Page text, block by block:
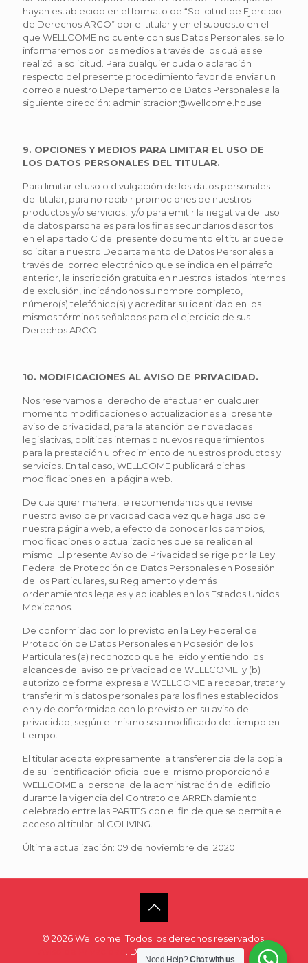
hayan establecido en el formato de “Solicitud de Ejercicio
de Derechos ARCO” por el titular y en el supuesto en el
que WELLCOME no cuente con sus Datos Personales, se lo
informaremos por los medios a través de los cuáles se
realizó la solicitud. Para cualquier duda o aclaración
respecto del presente procedimiento favor de enviar un
correo a nuestro Departamento de Datos Personales a la
siguiente dirección: administracion@wellcome.house.
9. OPCIONES Y MEDIOS PARA LIMITAR EL USO DE
LOS DATOS PERSONALES DEL TITULAR.
Para limitar el uso o divulgación de los datos personales
del titular, para no recibir promociones de nuestros
productos y/o servicios, y/o para emitir la negativa del uso
de datos parsonales para los fines secundarios descritos
en el apartado C del presente documento el titular puede
solicitar a nuestro Departamento de Datos Personales a
través del correo electrónico que se indica en el párrafo
anterior, la inscripción gratuita en nuestros listados internos
de exclusión, indicándonos su nombre completo,
número(s) telefónico(s) y acreditar su identidad en los
mismos términos señalados para el ejercicio de sus
Derechos ARCO.
10. MODIFICACIONES AL AVISO DE PRIVACIDAD.
Nos reservamos el derecho de efectuar en cualquier
momento modificaciones o actualizaciones al presente
aviso de privacidad, para la atención de novedades
legislativas, políticas internas o nuevos requerimientos
para la prestación u ofrecimiento de nuestros productos y
servicios. En tal caso, WELLCOME publicará dichas
modificaciones en la página web.
De cualquier manera, le recomendamos que revise
nuestro aviso de privacidad cada vez que haga uso de
nuestra página web, a efecto de conocer los cambios,
modificaciones o actualizaciones que se realicen al
mismo. El presente Aviso de Privacidad se rige por la Ley
Federal de Protección de Datos Personales en Posesión
de los Particulares, su Reglamento y demás
ordenamientos legales y aplicables en los Estados Unidos
Mexicanos.
De conformidad con lo previsto en la Ley Federal de
Protección de Datos Personales en Posesión de los
Particulares (a) reconozco que he leído y entiendo los
alcances del aviso de privacidad de WELLCOME; y (b)
autorizo de forma expresa a WELLCOME a recabar, tratar y
transferir mis datos personales para los fines establecidos
en y de conformidad con lo previsto en su aviso de
privacidad, según el mismo sea modificado de tiempo en
tiempo.
El titular acepta expresamente la transferencia de la copia
de su identificación oficial que el mismo proporcionó a
WELLCOME al personal de la administración del edificio
durante la vigencia del Contrato de ARRENdamiento
celebrado entre las PARTES con el fin de que se permita el
acceso al titular al COLIVING.
Última actualización: 09 de noviembre del 2020.
© 2026 Wellcome. Todos los derechos reservados.
. Desarrollo deSan Ángel Digital
Need Help?Chat with us